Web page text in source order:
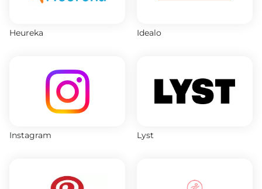
Heureka Idealo
Instagram Lyst